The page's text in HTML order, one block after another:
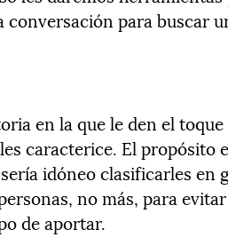
para buscar
en la que le den el toque
caracterice. El propósito
idóneo clasificarles en
no más, para
de aportar.